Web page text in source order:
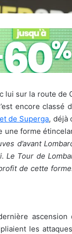
sur la route de
encore classé
de Superga, déjà
une forme
d’avant
Le Tour de
de cette
ascension
les